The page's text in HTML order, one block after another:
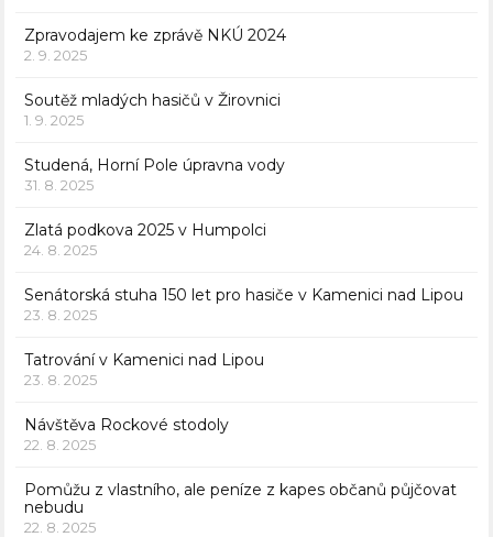
Zpravodajem ke zprávě NKÚ 2024
2. 9. 2025
Soutěž mladých hasičů v Žirovnici
1. 9. 2025
Studená, Horní Pole úpravna vody
31. 8. 2025
Zlatá podkova 2025 v Humpolci
24. 8. 2025
Senátorská stuha 150 let pro hasiče v Kamenici nad Lipou
23. 8. 2025
Tatrování v Kamenici nad Lipou
23. 8. 2025
Návštěva Rockové stodoly
22. 8. 2025
Pomůžu z vlastního, ale peníze z kapes občanů půjčovat
nebudu
22. 8. 2025